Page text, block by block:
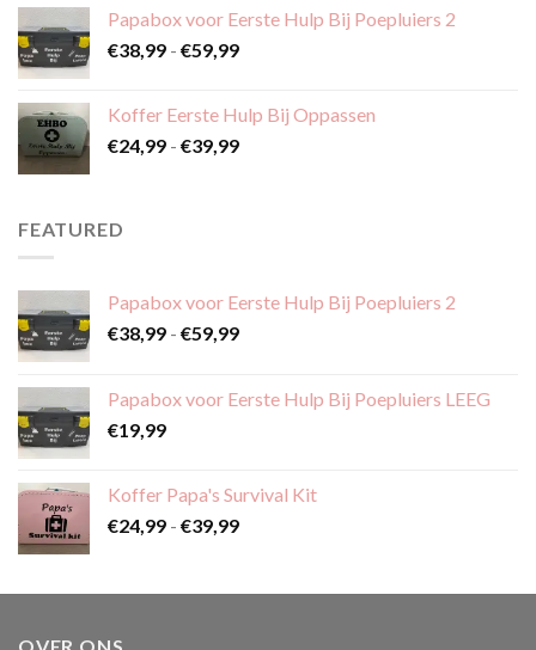
€39,99
Papabox voor Eerste Hulp Bij Poepluiers 2
€38,99 - €59,99Prijsklasse:
€59,99
Koffer Eerste Hulp Bij Oppassen
€24,99 - €39,99Prijsklasse:
FEATURED
Papabox voor Eerste Hulp Bij Poepluiers 2
€38,99 - €59,99Prijsklasse:
€59,99
Papabox voor Eerste Hulp Bij Poepluiers LEEG
€19,99
Koffer Papa's Survival Kit
€24,99 - €39,99Prijsklasse:
€39,99